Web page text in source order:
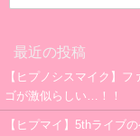
最近の投稿
【ヒプノシスマイク】
ゴが激似らしい…！！
【ヒプマイ】5thライブ